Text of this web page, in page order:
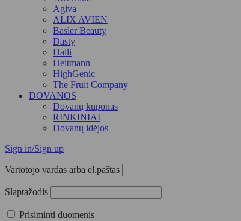
Agiva
ALIX AVIEN
Basler Beauty
Dasty
Dalli
Heitmann
HighGenic
The Fruit Company
DOVANOS
Dovanų kuponas
RINKINIAI
Dovanų idėjos
Sign in/Sign up
Vartotojo vardas arba el.paštas
Slaptažodis
Prisiminti duomenis